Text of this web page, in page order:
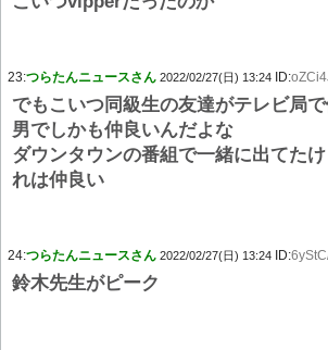
23:つらたんニュースさん 2022/02/27(日) 13:24 ID:
でもこいつ同級生の友達がテレビ局
男でしかも仲良いんだよな
ダウンタウンの番組で一緒に出てた
れは仲良い
24:つらたんニュースさん 2022/02/27(日) 13:24 ID:
鈴木先生がピーク